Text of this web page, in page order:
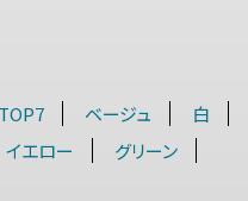
ベージュ
白
イエロー
グリーン